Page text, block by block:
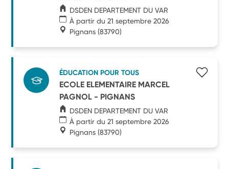
DSDEN DEPARTEMENT DU VAR
À partir du 21 septembre 2026
Pignans (83790)
ÉDUCATION POUR TOUS
ECOLE ELEMENTAIRE MARCEL
PAGNOL - PIGNANS
DSDEN DEPARTEMENT DU VAR
À partir du 21 septembre 2026
Pignans (83790)